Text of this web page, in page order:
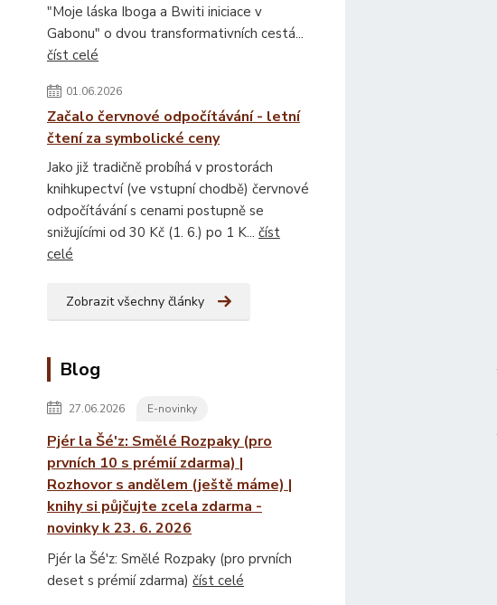
"Moje láska Iboga a Bwiti iniciace v
Gabonu" o dvou transformativních cestá...
číst celé
01.06.2026
Začalo červnové odpočítávání - letní
čtení za symbolické ceny
Jako již tradičně probíhá v prostorách
knihkupectví (ve vstupní chodbě) červnové
odpočítávání s cenami postupně se
snižujícími od 30 Kč (1. 6.) po 1 K... číst
celé
Zobrazit všechny články
Blog
27.06.2026 E-novinky
Pjér la Šé'z: Smělé Rozpaky (pro
prvních 10 s prémií zdarma) |
Rozhovor s andělem (ještě máme) |
knihy si půjčujte zcela zdarma -
novinky k 23. 6. 2026
Pjér la Šé'z: Smělé Rozpaky (pro prvních
deset s prémií zdarma) číst celé